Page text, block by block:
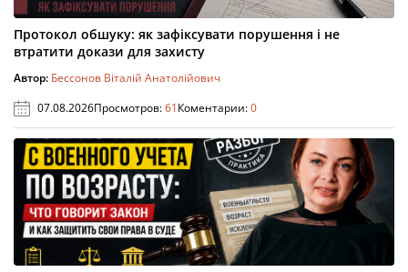
Протокол обшуку: як зафіксувати порушення і не
втратити докази для захисту
Автор: Бессонов Віталій Анатолійович
07.08.2026Просмотров:61Коментарии:0